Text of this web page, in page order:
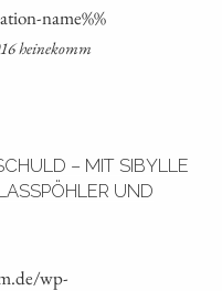
name%%
heinekomm
– MIT SIBYLLE
UND
wp-